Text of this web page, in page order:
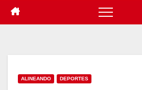
ALINEANDO DEPORTES